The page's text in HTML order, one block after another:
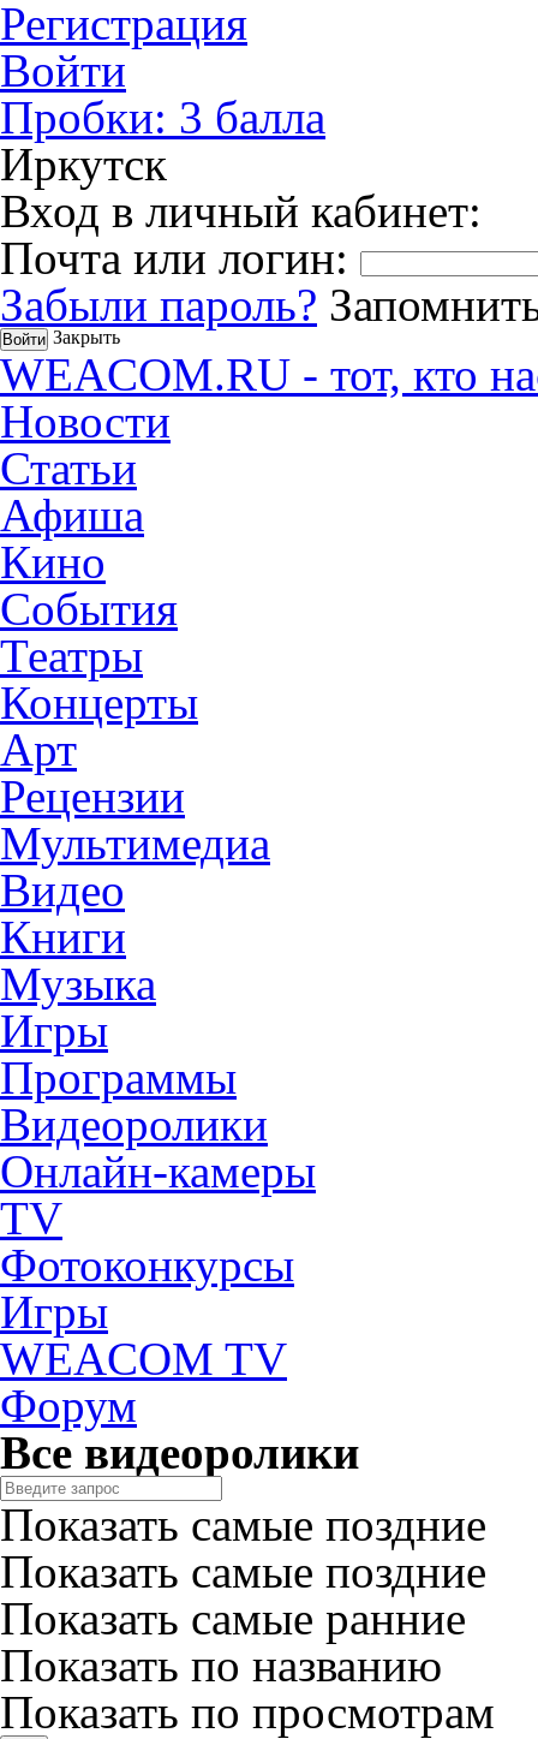
Регистрация
Войти
Пробки: 3 балла
Иркутск
Вход в личный кабинет:
Почта или логин:
Забыли пароль?
Закрыть
WEACOM.RU - тот, кто
Новости
Статьи
Афиша
Кино
События
Театры
Концерты
Арт
Рецензии
Мультимедиа
Видео
Книги
Музыка
Игры
Программы
Видеоролики
Онлайн-камеры
TV
Фотоконкурсы
Игры
WEACOM TV
Форум
Все видеоролики
Показать самые поздние
Показать самые поздние
Показать самые ранние
Показать по названию
Показать по просмотрам